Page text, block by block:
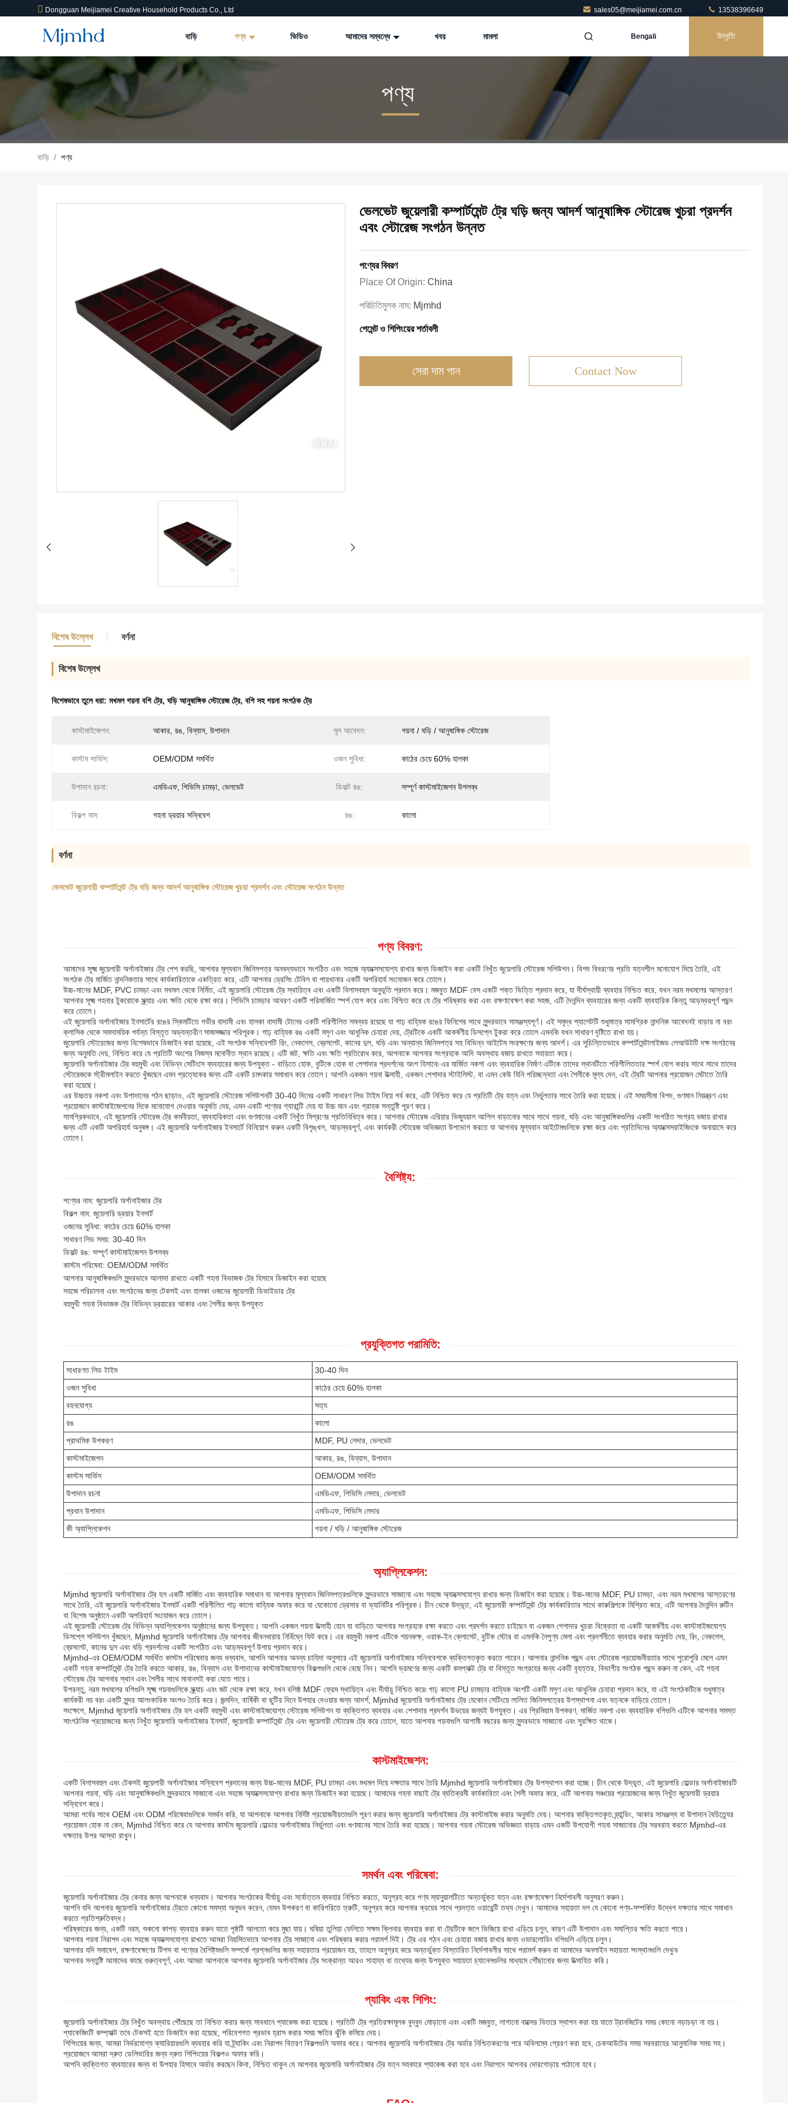
Dongguan Meijiamei Creative Household Products Co., Ltd sales05@meijiamei.com.cn 13538396649
বাড়ি পণ্য ভিডিও আমাদের সম্বন্ধে খবর মামলা Bengali উদ্ধৃতি
পণ্য
বাড়ি / পণ্য
ভেলভেট জুয়েলারী কম্পার্টমেন্ট ট্রে ঘড়ি জন্য আদর্শ আনুষাঙ্গিক স্টোরেজ খুচরা প্রদর্শন
এবং স্টোরেজ সংগঠন উন্নত
পণ্যের বিবরণ
Place Of Origin: China
পরিচিতিমুলক নাম: Mjmhd
পেমেন্ট ও শিপিংয়ের শর্তাবলী
সেরা দাম পান Contact Now
বিশেষ উল্লেখ বর্ণনা
বিশেষ উল্লেখ
বিশেষভাবে তুলে ধরা: মখমল গয়না বগি ট্রে, ঘড়ি আনুষাঙ্গিক স্টোরেজ ট্রে, বগি সহ গয়না সংগঠক ট্রে
কাস্টমাইজেশন: আকার, রঙ, বিন্যাস, উপাদান মূল আবেদন: গয়না / ঘড়ি / আনুষাঙ্গিক স্টোরেজ
কাস্টম সার্ভিস: OEM/ODM সমর্থিত ওজন সুবিধা: কাঠের চেয়ে 60% হালকা
উপাদান রচনা: এমডিএফ, পিভিসি চামড়া, ভেলভেট ডিফল্ট রঙ: সম্পূর্ণ কাস্টমাইজেশন উপলব্ধ
বিকল্প নাম: গহনা ড্রয়ার সন্নিবেশ রঙ: কালো
বর্ণনা
ভেলভেট জুয়েলারী কম্পার্টমেন্ট ট্রে ঘড়ি জন্য আদর্শ আনুষাঙ্গিক স্টোরেজ খুচরা প্রদর্শন এবং স্টোরেজ সংগঠন উন্নত
পণ্য বিবরণ:
আমাদের সূক্ষ্ম জুয়েলারী অর্গানাইজার ট্রে পেশ করছি, আপনার মূল্যবান জিনিসপত্র অনবদ্যভাবে সংগঠিত এবং সহজে অ্যাক্সেসযোগ্য রাখার জন্য ডিজাইন করা একটি নিখুঁত জুয়েলারি স্টোরেজ সলিউশন। বিশদ বিবরণের প্রতি যত্নশীল মনোযোগ দিয়ে তৈরি, এই
সংগঠক ট্রে মার্জিত নান্দনিকতার সাথে কার্যকারিতাকে একত্রিত করে, এটি আপনার ড্রেসিং টেবিল বা পায়খানার একটি অপরিহার্য সংযোজন করে তোলে।
উচ্চ-মানের MDF, PVC চামড়া এবং মখমল থেকে নির্মিত, এই জুয়েলারি স্টোরেজ ট্রে স্থায়িত্ব এবং একটি বিলাসবহুল অনুভূতি প্রদান করে। মজবুত MDF বেস একটি শক্ত ভিত্তি প্রদান করে, যা দীর্ঘস্থায়ী ব্যবহার নিশ্চিত করে, যখন নরম মখমলের আস্তরণ
আপনার সূক্ষ্ম গহনার টুকরোকে স্ক্র্যাচ এবং ক্ষতি থেকে রক্ষা করে। পিভিসি চামড়ার আবরণ একটি পরিমার্জিত স্পর্শ যোগ করে এবং নিশ্চিত করে যে ট্রে পরিষ্কার করা এবং রক্ষণাবেক্ষণ করা সহজ, এটি দৈনন্দিন ব্যবহারের জন্য একটি ব্যবহারিক কিন্তু আড়ম্বরপূর্ণ পছন্দ
করে তোলে।
এই জুয়েলারি অর্গানাইজার ইনসার্টের রঙের স্কিমটিতে গভীর বাদামী এবং হালকা বাদামী টোনের একটি পরিশীলিত সমন্বয় রয়েছে যা গাঢ় বাহ্যিক রঙের ফিনিশের সাথে সুন্দরভাবে সামঞ্জস্যপূর্ণ। এই সমৃদ্ধ প্যালেটটি শুধুমাত্র সামগ্রিক নান্দনিক আবেদনই বাড়ায় না বরং
ক্লাসিক থেকে সমসাময়িক পর্যন্ত বিস্তৃত অভ্যন্তরীণ সাজসজ্জার পরিপূরক। গাঢ় বাহ্যিক রঙ একটি মসৃণ এবং আধুনিক চেহারা দেয়, ট্রেটিকে একটি আকর্ষণীয় ডিসপ্লে টুকরা করে তোলে এমনকি যখন সাধারণ দৃষ্টিতে রাখা হয়।
জুয়েলারি স্টোরেজের জন্য বিশেষভাবে ডিজাইন করা হয়েছে, এই সংগঠক সন্নিবেশটি রিং, নেকলেস, ব্রেসলেট, কানের দুল, ঘড়ি এবং অন্যান্য জিনিসপত্র সহ বিভিন্ন আইটেম সংরক্ষণের জন্য আদর্শ। এর সুচিন্তিতভাবে কম্পার্টমেন্টালাইজড লেআউটটি দক্ষ সংগঠনের
জন্য অনুমতি দেয়, নিশ্চিত করে যে প্রতিটি অংশের নিজস্ব মনোনীত স্থান রয়েছে। এটি জট, ক্ষতি এবং ক্ষতি প্রতিরোধ করে, আপনাকে আপনার সংগ্রহকে আদি অবস্থায় বজায় রাখতে সহায়তা করে।
জুয়েলারি অর্গানাইজার ট্রে বহুমুখী এবং বিভিন্ন সেটিংসে ব্যবহারের জন্য উপযুক্ত - বাড়িতে হোক, বুটিকে হোক বা পেশাদার প্রদর্শনের অংশ হিসাবে৷ এর মার্জিত নকশা এবং ব্যবহারিক নির্মাণ এটিকে তাদের স্থানটিতে পরিশীলিততার স্পর্শ যোগ করার সাথে সাথে তাদের
স্টোরেজকে স্ট্রীমলাইন করতে খুঁজছেন এমন প্রত্যেকের জন্য এটি একটি চমৎকার সমাধান করে তোলে। আপনি একজন গয়না উত্সাহী, একজন পেশাদার স্টাইলিস্ট, বা এমন কেউ যিনি পরিচ্ছন্নতা এবং শৈলীকে মূল্য দেন, এই ট্রেটি আপনার প্রয়োজন মেটাতে তৈরি
করা হয়েছে।
এর উচ্চতর নকশা এবং উপাদানের গঠন ছাড়াও, এই জুয়েলারি স্টোরেজ সলিউশনটি 30-40 দিনের একটি সাধারণ লিড টাইম নিয়ে গর্ব করে, এটি নিশ্চিত করে যে প্রতিটি ট্রে যত্ন এবং নির্ভুলতার সাথে তৈরি করা হয়েছে। এই সময়সীমা বিশদ, গুণমান নিয়ন্ত্রণ এবং
প্রয়োজনে কাস্টমাইজেশনের দিকে মনোযোগ দেওয়ার অনুমতি দেয়, এমন একটি পণ্যের গ্যারান্টি দেয় যা উচ্চ মান এবং গ্রাহক সন্তুষ্টি পূরণ করে।
সামগ্রিকভাবে, এই জুয়েলারি স্টোরেজ ট্রে কমনীয়তা, ব্যবহারিকতা এবং গুণমানের একটি নিখুঁত মিশ্রণের প্রতিনিধিত্ব করে। আপনার স্টোরেজ এরিয়ার ভিজ্যুয়াল আপিল বাড়ানোর সাথে সাথে গয়না, ঘড়ি এবং আনুষাঙ্গিকগুলির একটি সংগঠিত সংগ্রহ বজায় রাখার
জন্য এটি একটি অপরিহার্য অনুষঙ্গ। এই জুয়েলারি অর্গানাইজার ইনসার্টে বিনিয়োগ করুন একটি বিশৃঙ্খল, আড়ম্বরপূর্ণ, এবং কার্যকরী স্টোরেজ অভিজ্ঞতা উপভোগ করতে যা আপনার মূল্যবান আইটেমগুলিকে রক্ষা করে এবং প্রতিদিনের অ্যাক্সেসরাইজিংকে অনায়াসে করে
তোলে।
বৈশিষ্ট্য:
পণ্যের নাম: জুয়েলারি অর্গানাইজার ট্রে
বিকল্প নাম: জুয়েলারি ড্রয়ার ইনসার্ট
ওজনের সুবিধা: কাঠের চেয়ে 60% হালকা
সাধারণ লিড সময়: 30-40 দিন
ডিফল্ট রঙ: সম্পূর্ণ কাস্টমাইজেশন উপলব্ধ
কাস্টম পরিষেবা: OEM/ODM সমর্থিত
আপনার আনুষাঙ্গিকগুলি সুন্দরভাবে আলাদা রাখতে একটি গহনা বিভাজক ট্রে হিসাবে ডিজাইন করা হয়েছে
সহজে পরিচালনা এবং সংগঠনের জন্য টেকসই এবং হালকা ওজনের জুয়েলারী ডিভাইডার ট্রে
বহুমুখী গহনা বিভাজক ট্রে বিভিন্ন ড্রয়ারের আকার এবং শৈলীর জন্য উপযুক্ত
প্রযুক্তিগত পরামিতি:
সাধারণত লিড টাইম
30-40 দিন
ওজন সুবিধা
কাঠের চেয়ে 60% হালকা
বহনযোগ্য
সত্য
রঙ
কালো
প্রাথমিক উপকরণ
MDF, PU লেদার, ভেলভেট
কাস্টমাইজেশন
আকার, রঙ, বিন্যাস, উপাদান
কাস্টম সার্ভিস
OEM/ODM সমর্থিত
উপাদান রচনা
এমডিএফ, পিভিসি লেদার, ভেলভেট
প্রধান উপাদান
এমডিএফ, পিভিসি লেদার
কী অ্যাপ্লিকেশন
গয়না / ঘড়ি / আনুষাঙ্গিক স্টোরেজ
অ্যাপ্লিকেশন:
Mjmhd জুয়েলারি অর্গানাইজার ট্রে হল একটি মার্জিত এবং ব্যবহারিক সমাধান যা আপনার মূল্যবান জিনিসপত্রগুলিকে সুন্দরভাবে সাজানো এবং সহজে অ্যাক্সেসযোগ্য রাখার জন্য ডিজাইন করা হয়েছে। উচ্চ-মানের MDF, PU চামড়া, এবং নরম মখমলের আস্তরণের
সাথে তৈরি, এই জুয়েলারি অর্গানাইজার ইনসার্ট একটি পরিশীলিত গাঢ় কালো বাহ্যিক অফার করে যা যেকোনো ড্রেসার বা ভ্যানিটির পরিপূরক। চীন থেকে উদ্ভূত, এই জুয়েলারী কম্পার্টমেন্ট ট্রে কার্যকারিতার সাথে কারুশিল্পকে মিশ্রিত করে, এটি আপনার দৈনন্দিন রুটিন
বা বিশেষ অনুষ্ঠানে একটি অপরিহার্য সংযোজন করে তোলে।
এই জুয়েলারী স্টোরেজ ট্রে বিভিন্ন অ্যাপ্লিকেশন অনুষ্ঠানের জন্য উপযুক্ত। আপনি একজন গয়না উত্সাহী হোন যা বাড়িতে আপনার সংগ্রহকে রক্ষা করতে এবং প্রদর্শন করতে চাইছেন বা একজন পেশাদার খুচরা বিক্রেতা যা একটি আকর্ষণীয় এবং কাস্টমাইজযোগ্য
ডিসপ্লে সলিউশন খুঁজছেন, Mjmhd জুয়েলারি অর্গানাইজার ট্রে আপনার জীবনধারায় নির্বিঘ্নে ফিট করে। এর বহুমুখী নকশা এটিকে শয়নকক্ষ, ওয়াক-ইন ক্লোসেট, বুটিক স্টোর বা এমনকি নৈপুণ্য মেলা এবং প্রদর্শনীতে ব্যবহার করার অনুমতি দেয়, রিং, নেকলেস,
ব্রেসলেট, কানের দুল এবং ঘড়ি প্রদর্শনের একটি সংগঠিত এবং আড়ম্বরপূর্ণ উপায় প্রদান করে।
Mjmhd-এর OEM/ODM সমর্থিত কাস্টম পরিষেবার জন্য ধন্যবাদ, আপনি আপনার অনন্য চাহিদা অনুসারে এই জুয়েলারি অর্গানাইজার সন্নিবেশকে ব্যক্তিগতকৃত করতে পারেন। আপনার নান্দনিক পছন্দ এবং স্টোরেজ প্রয়োজনীয়তার সাথে পুরোপুরি মেলে এমন
একটি গহনা কম্পার্টমেন্ট ট্রে তৈরি করতে আকার, রঙ, বিন্যাস এবং উপাদানের কাস্টমাইজযোগ্য বিকল্পগুলি থেকে বেছে নিন। আপনি ভ্রমণের জন্য একটি কমপ্যাক্ট ট্রে বা বিস্তৃত সংগ্রহের জন্য একটি বৃহত্তর, বিভাগীয় সংগঠক পছন্দ করুন না কেন, এই গহনা
স্টোরেজ ট্রে আপনার স্থান এবং শৈলীর সাথে মানানসই করা যেতে পারে।
উপরন্তু, নরম মখমলের বগিগুলি সূক্ষ্ম গয়নাগুলিকে স্ক্র্যাচ এবং জট থেকে রক্ষা করে, যখন বলিষ্ঠ MDF ফ্রেম স্থায়িত্ব এবং দীর্ঘায়ু নিশ্চিত করে৷ গাঢ় কালো PU চামড়ার বাহ্যিক অংশটি একটি মসৃণ এবং আধুনিক চেহারা প্রদান করে, যা এই সংগঠকটিকে শুধুমাত্র
কার্যকরী নয় বরং একটি সুন্দর আলংকারিক অংশও তৈরি করে। জন্মদিন, বার্ষিকী বা ছুটির দিনে উপহার দেওয়ার জন্য আদর্শ, Mjmhd জুয়েলারি অর্গানাইজার ট্রে যেকোন সেটিংয়ে লালিত জিনিসপত্রের উপস্থাপনা এবং যত্নকে বাড়িয়ে তোলে।
সংক্ষেপে, Mjmhd জুয়েলারি অর্গানাইজার ট্রে হল একটি বহুমুখী এবং কাস্টমাইজযোগ্য স্টোরেজ সলিউশন যা ব্যক্তিগত ব্যবহার এবং পেশাদার প্রদর্শন উভয়ের জন্যই উপযুক্ত। এর প্রিমিয়াম উপকরণ, মার্জিত নকশা এবং ব্যবহারিক বগিগুলি এটিকে আপনার সমস্ত
সাংগঠনিক প্রয়োজনের জন্য নিখুঁত জুয়েলারি অর্গানাইজার ইনসার্ট, জুয়েলারী কম্পার্টমেন্ট ট্রে এবং জুয়েলারী স্টোরেজ ট্রে করে তোলে, যাতে আপনার গয়নাগুলি আগামী বছরের জন্য সুন্দরভাবে সাজানো এবং সুরক্ষিত থাকে।
কাস্টমাইজেশন:
একটি বিলাসবহুল এবং টেকসই জুয়েলারী অর্গানাইজার সন্নিবেশ প্রদানের জন্য উচ্চ-মানের MDF, PU চামড়া এবং মখমল দিয়ে দক্ষতার সাথে তৈরি Mjmhd জুয়েলারি অর্গানাইজার ট্রে উপস্থাপন করা হচ্ছে। চীন থেকে উদ্ভূত, এই জুয়েলারি হোল্ডার অর্গানাইজারটি
আপনার গয়না, ঘড়ি এবং আনুষাঙ্গিকগুলি সুন্দরভাবে সাজানো এবং সহজে অ্যাক্সেসযোগ্য রাখার জন্য ডিজাইন করা হয়েছে। আমাদের গহনা বাছাই ট্রে ব্যতিক্রমী কার্যকারিতা এবং শৈলী অফার করে, এটি আপনার সঞ্চয়ের প্রয়োজনের জন্য নিখুঁত জুয়েলারী ড্রয়ার
সন্নিবেশ করে।
আমরা গর্বের সাথে OEM এবং ODM পরিষেবাগুলিকে সমর্থন করি, যা আপনাকে আপনার নির্দিষ্ট প্রয়োজনীয়তাগুলি পূরণ করার জন্য জুয়েলারি অর্গানাইজার ট্রে কাস্টমাইজ করার অনুমতি দেয়। আপনার ব্যক্তিগতকৃত ব্র্যান্ডিং, আকার সামঞ্জস্য বা উপাদান বৈচিত্র্যের
প্রয়োজন হোক না কেন, Mjmhd নিশ্চিত করে যে আপনার কাস্টম জুয়েলারি হোল্ডার অর্গানাইজার নির্ভুলতা এবং গুণমানের সাথে তৈরি করা হয়েছে। আপনার গয়না স্টোরেজ অভিজ্ঞতা বাড়ায় এমন একটি উপযোগী গহনা সাজানোর ট্রে সরবরাহ করতে Mjmhd-এর
দক্ষতার উপর আস্থা রাখুন।
সমর্থন এবং পরিষেবা:
জুয়েলারি অর্গানাইজার ট্রে কেনার জন্য আপনাকে ধন্যবাদ। আপনার সংগঠকের দীর্ঘায়ু এবং সর্বোত্তম ব্যবহার নিশ্চিত করতে, অনুগ্রহ করে পণ্য ম্যানুয়ালটিতে অন্তর্ভুক্ত যত্ন এবং রক্ষণাবেক্ষণ নির্দেশাবলী অনুসরণ করুন।
আপনি যদি আপনার জুয়েলারি অর্গানাইজার ট্রেতে কোনো সমস্যা অনুভব করেন, যেমন উপকরণ বা কারিগরিতে ত্রুটি, অনুগ্রহ করে আপনার ক্রয়ের সাথে প্রদত্ত ওয়ারেন্টি তথ্য দেখুন। আমাদের সহায়তা দল যে কোনো পণ্য-সম্পর্কিত উদ্বেগ দক্ষতার সাথে সমাধান
করতে প্রতিশ্রুতিবদ্ধ।
পরিষ্কারের জন্য, একটি নরম, শুকনো কাপড় ব্যবহার করুন যাতে পৃষ্ঠটি আলতো করে মুছা যায়। ঘষিয়া তুলিয়া ফেলিতে সক্ষম ক্লিনার ব্যবহার করা বা ট্রেটিকে জলে ভিজিয়ে রাখা এড়িয়ে চলুন, কারণ এটি উপাদান এবং সমাপ্তির ক্ষতি করতে পারে।
আপনার গয়না নিরাপদ এবং সহজে অ্যাক্সেসযোগ্য রাখতে আমরা নিয়মিতভাবে আপনার ট্রে সাজানো এবং পরিষ্কার করার পরামর্শ দিই। ট্রে এর গঠন এবং চেহারা বজায় রাখার জন্য ওভারলোডিং বগিগুলি এড়িয়ে চলুন।
আপনার যদি সমাবেশ, রক্ষণাবেক্ষণের টিপস বা পণ্যের বৈশিষ্ট্যগুলি সম্পর্কে প্রশ্নগুলির জন্য সহায়তার প্রয়োজন হয়, তাহলে অনুগ্রহ করে অন্তর্ভুক্ত বিস্তারিত নির্দেশাবলীর সাথে পরামর্শ করুন বা আমাদের অনলাইন সহায়তা সংস্থানগুলি দেখুন৷
আপনার সন্তুষ্টি আমাদের কাছে গুরুত্বপূর্ণ, এবং আমরা আপনাকে আপনার জুয়েলারি অর্গানাইজার ট্রে সংক্রান্ত আরও সাহায্য বা তথ্যের জন্য উপযুক্ত সহায়তা চ্যানেলগুলির মাধ্যমে পৌঁছানোর জন্য উত্সাহিত করি।
প্যাকিং এবং শিপিং:
জুয়েলারি অর্গানাইজার ট্রে নিখুঁত অবস্থায় পৌঁছেছে তা নিশ্চিত করার জন্য সাবধানে প্যাকেজ করা হয়েছে। প্রতিটি ট্রে প্রতিরক্ষামূলক বুদ্বুদ মোড়ানো এবং একটি মজবুত, লাগানো বাক্সের ভিতরে স্থাপন করা হয় যাতে ট্রানজিটের সময় কোনো নড়াচড়া না হয়।
প্যাকেজিংটি কম্প্যাক্ট তবে টেকসই হতে ডিজাইন করা হয়েছে, পরিবেশগত প্রভাব হ্রাস করার সময় ক্ষতির ঝুঁকি কমিয়ে দেয়।
শিপিংয়ের জন্য, আমরা নির্ভরযোগ্য ক্যারিয়ারগুলি ব্যবহার করি যা ট্র্যাকিং এবং নিরাপদ বিতরণ বিকল্পগুলি অফার করে। আপনার জুয়েলারি অর্গানাইজার ট্রে অর্ডার নিশ্চিতকরণের পরে অবিলম্বে প্রেরণ করা হবে, চেকআউটের সময় সরবরাহের আনুমানিক সময় সহ।
প্রয়োজনে আমরা দ্রুত ডেলিভারির জন্য দ্রুত শিপিংয়ের বিকল্পও অফার করি।
আপনি ব্যক্তিগত ব্যবহারের জন্য বা উপহার হিসাবে অর্ডার করছেন কিনা, নিশ্চিত থাকুন যে আপনার জুয়েলারি অর্গানাইজার ট্রে যত্ন সহকারে প্যাকেজ করা হবে এবং নিরাপদে আপনার দোরগোড়ায় পাঠানো হবে।